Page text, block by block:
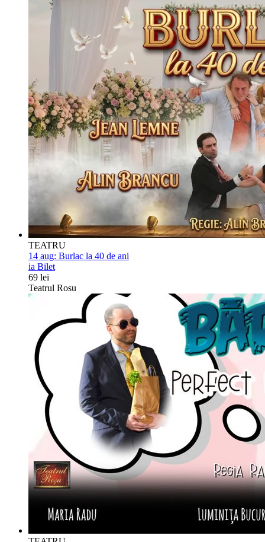
TEATRU
14 aug: Burlac la 40 de ani
ia Bilet
69 lei
Teatrul Rosu